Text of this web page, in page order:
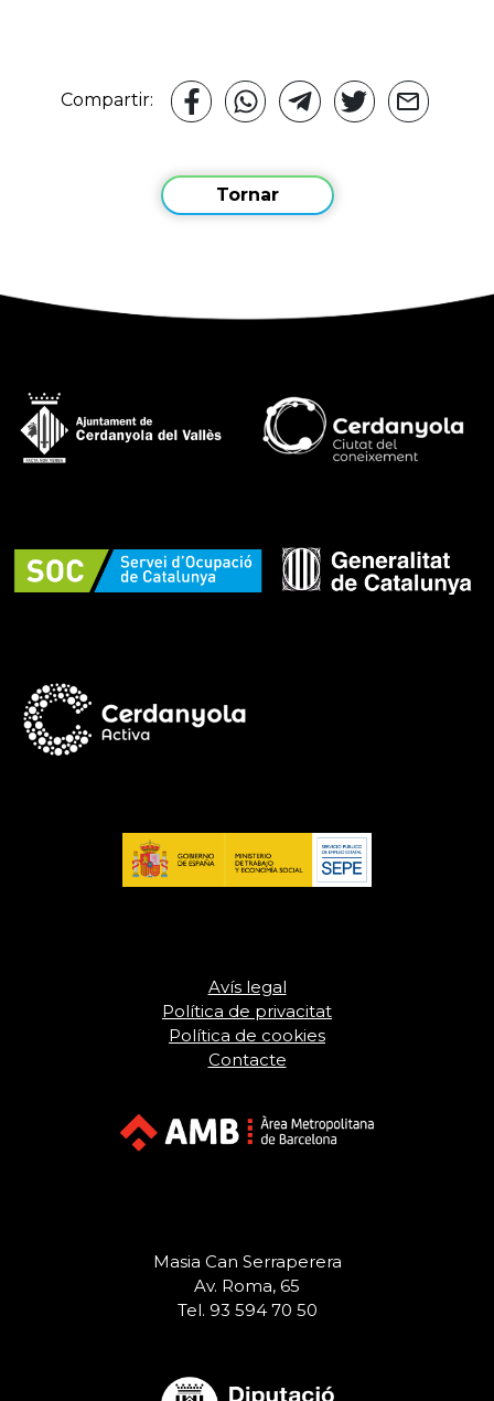
Compartir:
Tornar
Avís legal
Política de privacitat
Política de cookies
Contacte
Masia Can Serraperera
Av. Roma, 65
Tel. 93 594 70 50